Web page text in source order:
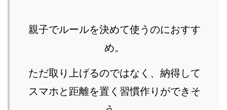
親子でルールを決めて使うのにおすす
め。
ただ取り上げるのではなく、納得して
スマホと距離を置く習慣作りができそ